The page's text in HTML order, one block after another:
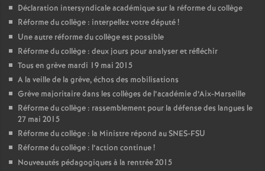
Déclaration intersyndicale académique sur la réforme du collège
Réforme du collège : interpellez votre député!
Une autre réforme du collège est possible
Réforme du collège : deux jours pour analyser et réfléchir
Tous en grève mardi 19 mai 2015
A la veille de la grève, échos des mobilisations
Grève majoritaire dans les collèges de l’académie d’Aix-Marseille
Réforme du collège : rassemblement pour la défense des langues le
27 mai 2015
Réforme du collège : la Ministre répond au SNES-FSU
Réforme du collège : l’action continue!
Nouveautés pédagogiques à la rentrée 2015